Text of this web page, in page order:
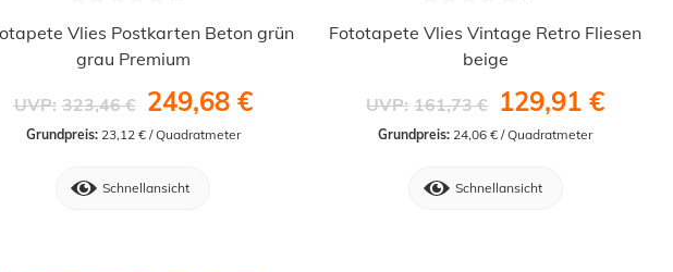
Vlies Postkarten Beton grün
grau Premium
UVP: 323,46 € 249,68 €
Grundpreis: 23,12 € / Quadratmeter
Schnellansicht
Fototapete Vlies Vintage Retro Fliesen
beige
UVP: 161,73 € 129,91 €
Grundpreis: 24,06 € / Quadratmeter
Schnellansicht